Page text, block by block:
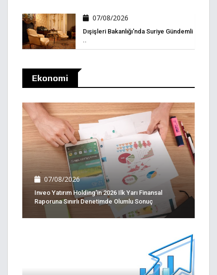
07/08/2026
Dışişleri Bakanlığı'nda Suriye Gündemli
..
Ekonomi
07/08/2026
Inveo Yatırım Holding'in 2026 Ilk Yarı Finansal
Raporuna Sınırlı Denetimde Olumlu Sonuç